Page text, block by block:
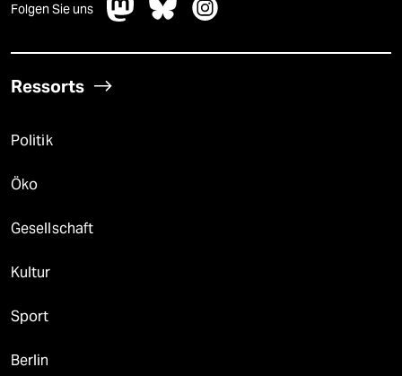
Folgen Sie uns
Ressorts
Politik
Öko
Gesellschaft
Kultur
Sport
Berlin